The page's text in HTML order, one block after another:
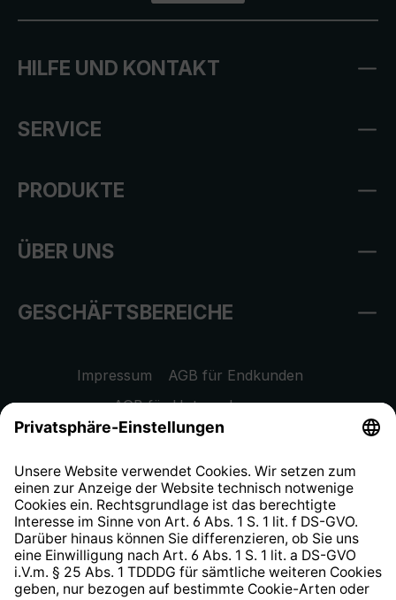
HILFE UND KONTAKT
SERVICE
PRODUKTE
ÜBER UNS
GESCHÄFTSBEREICHE
Impressum
AGB für Endkunden
AGB für Unternehmen
Datenschutzhinweis
Widerrufsrecht
Hinweisgeberschutzsystem
Barrierefreiheit